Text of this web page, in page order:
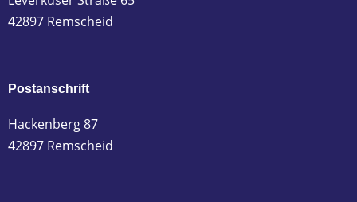
42897 Remscheid
Postanschrift
Hackenberg 87
42897 Remscheid